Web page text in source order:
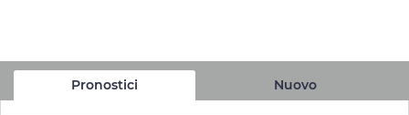
Pronostici Nuovo